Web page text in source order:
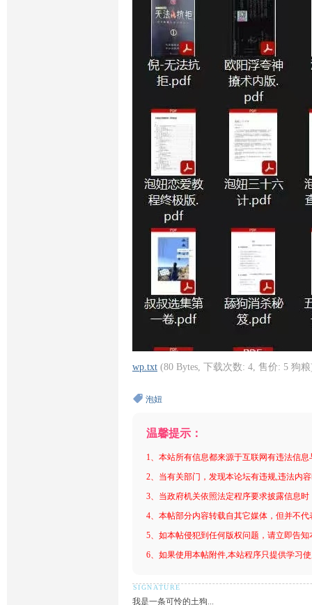
wp.txt (80 Bytes, 下载次数: 4, 售价: 5 狗
泡妞
温馨提示：
1、本站所有信息都来源于互联网有违法信
2、当有关部门，发现本论坛有违规,违法内
3、当政府机关依照法定程序要求披露信息
4、本帖部分内容转载自其它媒体，但并不
5、如本帖侵犯到任何版权问题，请立即告
6、如果使用本帖附件,本站程序只提供学习
我是一条可怜的土狗...